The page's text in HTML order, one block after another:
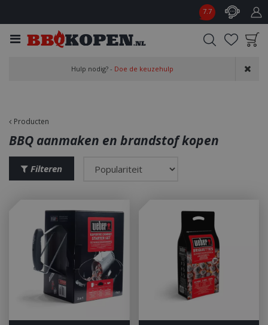
Producten
7.7
aan wensenlijst
Hulp nodig? - Doe de keuzehulp
BBQ aanmaken en brandstof kopen
Filteren